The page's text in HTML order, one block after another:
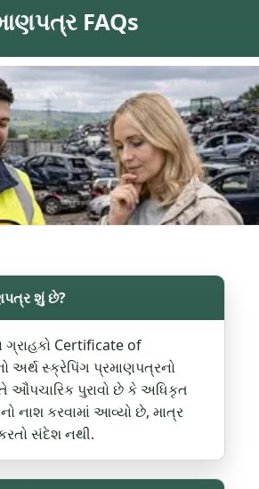
FAQs
શું છે?
Certificate of
અર્થ સ્ક્રેપિંગ પ્રમાણપત્રનો
ઔપચારિક પુરાવો છે કે અધિકૃત
નાશ કરવામાં આવ્યો છે, માત્ર
સંદેશ નથી.